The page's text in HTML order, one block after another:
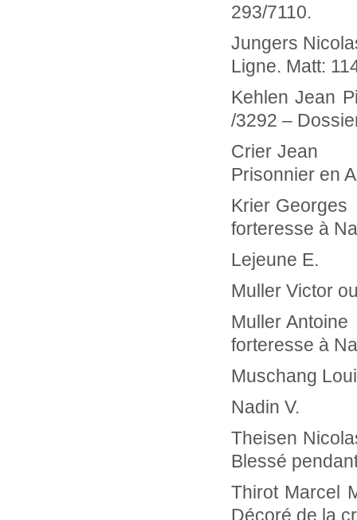
293/7110.
Jungers
Ligne. Matt:
Kehlen
/3292 –
Crier Jean
Prisonnier en
Krier
forteresse à
Muller
Muller
forteresse à
Theisen
Blessé
Thirot
Décoré de la